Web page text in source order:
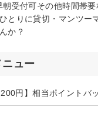
受付可その他時間帯
とりに貸切・マンツー
か？
ュー
円】相当ポイントバ